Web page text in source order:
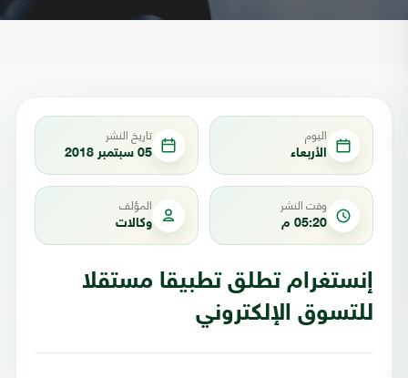
اليوم
الأربعاء
تاريخ النشر
05 سبتمبر 2018
وقت النشر
05:20 م
المؤلف
وكالات
إنستغرام تطلق تطبيقا مستقلا
للتسوق الإلكتروني